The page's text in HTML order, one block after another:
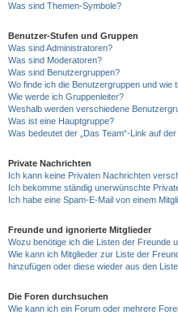
Was sind Themen-Symbole?
Benutzer-Stufen und Gruppen
Was sind Administratoren?
Was sind Moderatoren?
Was sind Benutzergruppen?
Wo finde ich die Benutzergruppen und wie
Wie werde ich Gruppenleiter?
Weshalb werden verschiedene
Was ist eine Hauptgruppe?
Was bedeutet der „Das Team“-Link auf
Private Nachrichten
Ich kann keine Privaten Nachrichten
Ich bekomme ständig unerwünschte
Ich habe eine Spam-E-Mail von einem
Freunde und ignorierte Mitglieder
Wozu benötige ich die Listen der Freunde
Wie kann ich Mitglieder zur Liste der
hinzufügen oder diese wieder aus den
Die Foren durchsuchen
Wie kann ich ein Forum oder mehrere